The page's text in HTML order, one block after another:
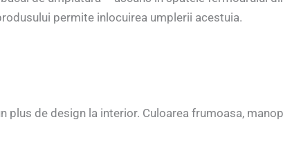
permite inlocuirea umplerii acestuia.
de design la interior. Culoarea frumoasa,